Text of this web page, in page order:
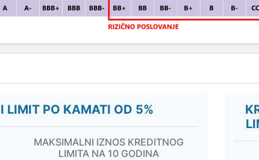
LIMIT PO KAMATI OD 5%
MAKSIMALNI IZNOS KREDITNOG
LIMITA NA 10 GODINA